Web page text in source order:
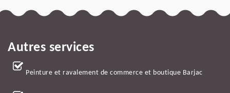
Autres services
Peinture et ravalement de commerce et boutique Barjac